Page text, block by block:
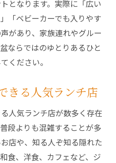
となります。実際に「広い
「ベビーカーでも入りやす
があり、家族連れやグルー
ならではのゆとりあるひと
ください。
きる人気ランチ店
人気ランチ店が数多く存在
段よりも混雑することが多
店や、知る人ぞ知る隠れた
食、洋食、カフェなど、ジ